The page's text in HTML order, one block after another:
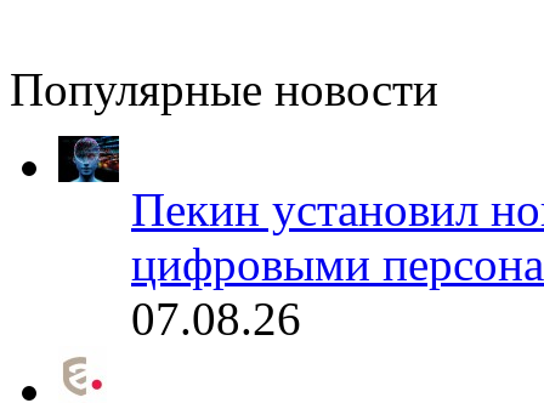
Популярные новости
Пекин установил
цифровыми
07.08.26